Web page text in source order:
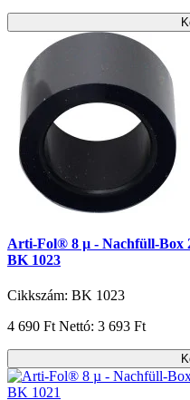
Arti-Fol® 8 µ - Nachfüll-Box
BK 1023
Cikkszám: BK 1023
4 690 Ft Nettó: 3 693 Ft